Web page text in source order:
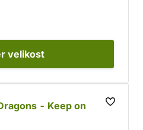
velikost
- Keep on